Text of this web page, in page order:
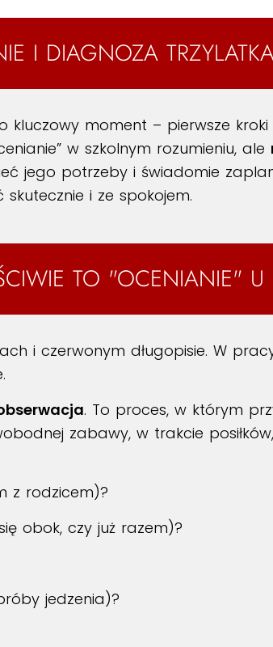
I DIAGNOZA
kluczowy moment – pierwsze
w szkolnym rozumieniu, ale
jego potrzeby i świadomie
i ze spokojem.
TO "OCENIANIE" U
i czerwonym długopisie. W
. To proces, w którym
zabawy, w trakcie
z rodzicem)?
obok, czy już razem)?
jedzenia)?